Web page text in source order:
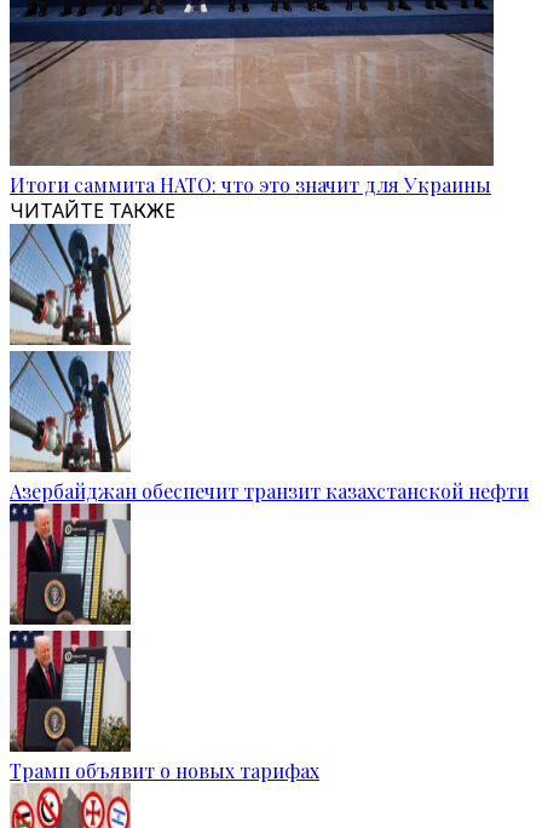
Итоги саммита НАТО: что это значит для Украины
ЧИТАЙТЕ ТАКЖЕ
Азербайджан обеспечит транзит казахстанской нефти
Трамп объявит о новых тарифах